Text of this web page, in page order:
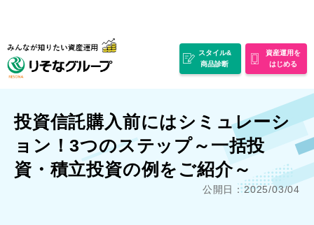
スタイル&
商品診断
資産運用を
はじめる
投資信託購入前にはシミュレーシ
ョン！3つのステップ～一括投
資・積立投資の例をご紹介～
公開日：2025/03/04